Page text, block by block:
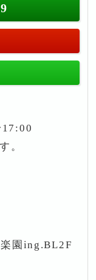
。
園ing.BL2F